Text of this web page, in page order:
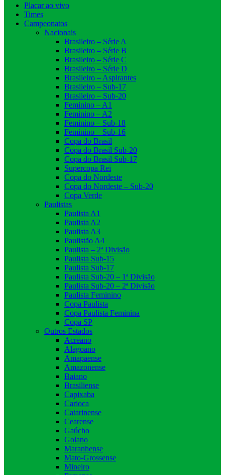
Placar ao vivo
Times
Campeonatos
Nacionais
Brasileiro – Série A
Brasileiro – Série B
Brasileiro – Série C
Brasileiro – Série D
Brasileiro – Aspirantes
Brasileiro – Sub-17
Brasileiro – Sub-20
Feminino – A1
Feminino – A2
Feminino – Sub-18
Feminino – Sub-16
Copa do Brasil
Copa do Brasil Sub-20
Copa do Brasil Sub-17
Supercopa Rei
Copa do Nordeste
Copa do Nordeste – Sub-20
Copa Verde
Paulistas
Paulista A1
Paulista A2
Paulista A3
Paulistão A4
Paulista – 2ª Divisão
Paulista Sub-15
Paulista Sub-17
Paulista Sub-20 – 1ª Divisão
Paulista Sub-20 – 2ª Divisão
Paulista Feminino
Copa Paulista
Copa Paulista Feminina
Copa SP
Outros Estados
Acreano
Alagoano
Amapaense
Amazonense
Baiano
Brasiliense
Capixaba
Carioca
Catarinense
Cearense
Gaúcho
Goiano
Maranhense
Mato-Grossense
Mineiro